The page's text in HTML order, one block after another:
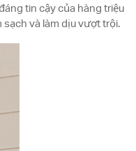
tin cậy của hàng triệu
và làm dịu vượt trội.